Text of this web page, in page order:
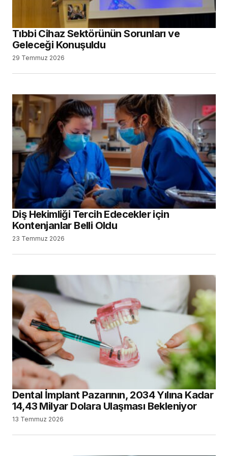
Tıbbi Cihaz Sektörünün Sorunları ve
Geleceği Konuşuldu
29 Temmuz 2026
Diş Hekimliği Tercih Edecekler için
Kontenjanlar Belli Oldu
23 Temmuz 2026
Dental İmplant Pazarının, 2034 Yılına Kadar
14,43 Milyar Dolara Ulaşması Bekleniyor
13 Temmuz 2026